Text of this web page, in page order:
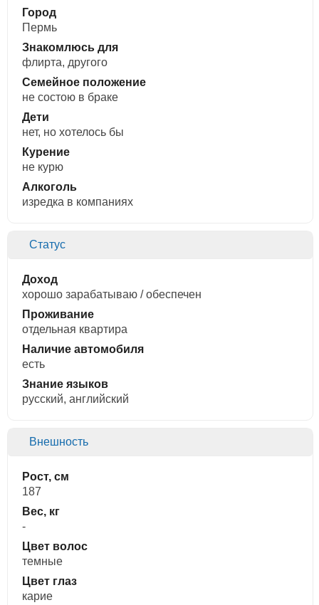
Город
Пермь
Знакомлюсь для
флирта, другого
Семейное положение
не состою в браке
Дети
нет, но хотелось бы
Курение
не курю
Алкоголь
изредка в компаниях
Статус
Доход
хорошо зарабатываю / обеспечен
Проживание
отдельная квартира
Наличие автомобиля
есть
Знание языков
русский, английский
Внешность
Рост, см
187
Вес, кг
-
Цвет волос
темные
Цвет глаз
карие